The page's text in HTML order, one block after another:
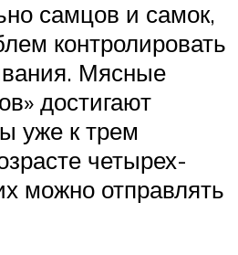
самцов и самок,
контролировать
Мясные
достигают
уже к трем
четырех-
можно отправлять